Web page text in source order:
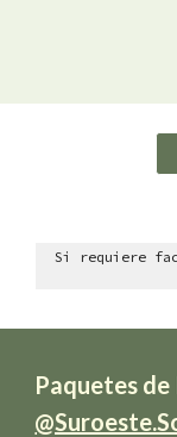
Si requiere
Paquetes de